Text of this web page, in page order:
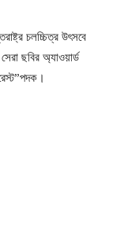
চলচ্চিত্র উৎসবে
সেরা ছবির অ্যাওয়ার্ড